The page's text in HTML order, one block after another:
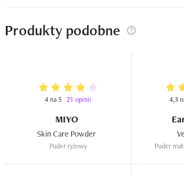
10-12h, które spędzam poza domem :)
Produkty podobne
4 na 5 21 opinii
MIYO
Puder ryżowy
4,3
Puder